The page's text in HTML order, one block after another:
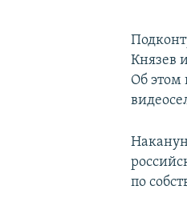
Князев
Об этом
по